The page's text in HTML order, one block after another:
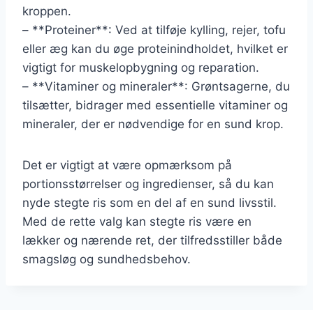
kroppen.
– **Proteiner**: Ved at tilføje kylling, rejer, tofu
eller æg kan du øge proteinindholdet, hvilket er
vigtigt for muskelopbygning og reparation.
– **Vitaminer og mineraler**: Grøntsagerne, du
tilsætter, bidrager med essentielle vitaminer og
mineraler, der er nødvendige for en sund krop.
Det er vigtigt at være opmærksom på
portionsstørrelser og ingredienser, så du kan
nyde stegte ris som en del af en sund livsstil.
Med de rette valg kan stegte ris være en
lækker og nærende ret, der tilfredsstiller både
smagsløg og sundhedsbehov.